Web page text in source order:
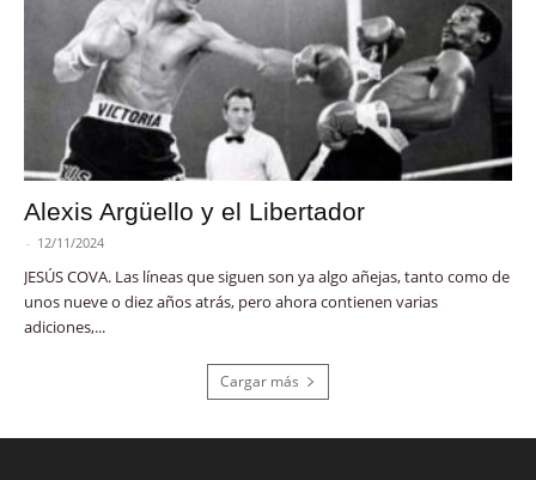
Alexis Argüello y el Libertador
- 12/11/2024
JESÚS COVA. Las líneas que siguen son ya algo añejas, tanto como de
unos nueve o diez años atrás, pero ahora contienen varias
adiciones,...
Cargar más